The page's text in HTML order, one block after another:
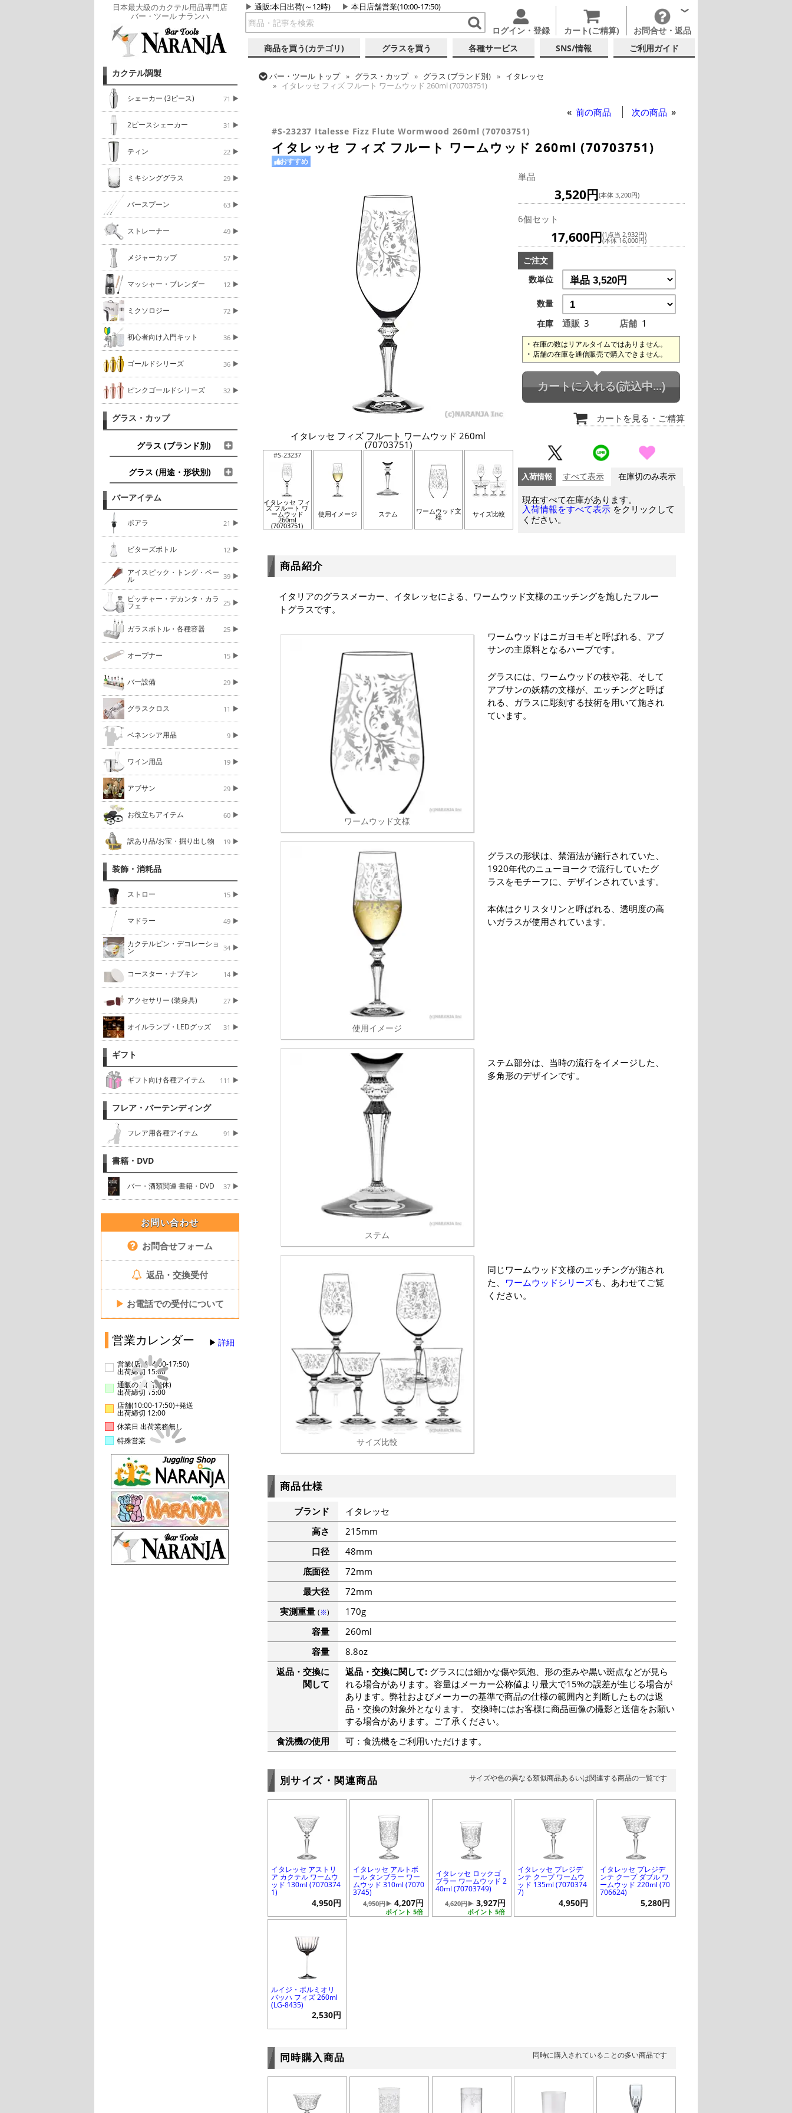
日本最大級のカクテル用品専門店
バー・ツール ナランハ
通販:本日出荷(～12時) 本日店舗営業(10:00-17:50)
ログイン・登録 カート(ご精算) お問合せ・返品
商品を買う(カテゴリ) グラスを買う 各種サービス SNS/情報 ご利用ガイド
カクテル調製
シェーカー (3ピース) 71
2ピースシェーカー 31
ティン 22
ミキシンググラス 29
バースプーン 63
ストレーナー 49
メジャーカップ 57
マッシャー・ブレンダー 12
ミクソロジー 72
初心者向け入門キット 36
ゴールドシリーズ 36
ピンクゴールドシリーズ 32
グラス・カップ
グラス (ブランド別)
グラス (用途・形状別)
バーアイテム
ポアラ 21
ビターズボトル 12
アイスピック・トング・ペー
ル 39
ピッチャー・デカンタ・カラ
フェ 25
ガラスボトル・各種容器 25
オープナー 15
バー設備 29
グラスクロス 11
ベネンシア用品 9
ワイン用品 19
アブサン 29
お役立ちアイテム 60
訳あり品/お宝・掘り出し物 19
装飾・消耗品
ストロー 15
マドラー 49
カクテルピン・デコレーショ
ン 34
コースター・ナプキン 14
アクセサリー (装身具) 27
オイルランプ・LEDグッズ 31
ギフト
ギフト向け各種アイテム 111
フレア・バーテンディング
フレア用各種アイテム 91
書籍・DVD
バー・酒類関連 書籍・DVD 37
お問い合わせ
お問合せフォーム
返品・交換受付
▶ お電話での受付について
営業カレンダー 詳細
営業(店舗14:00-17:50)
出荷締切 15:00
通販のみ(店舗休)
出荷締切 15:00
店舗(10:00-17:50)+発送
出荷締切 12:00
休業日 出荷業務無し
特殊営業
バー・ツール トップ グラス・カップ グラス (ブランド別)
イタレッセ
イタレッセ フィズ フルート ワームウッド 260ml (70703751)
前の商品 次の商品
#S-23237 Italesse Fizz Flute Wormwood 260ml (70703751)
イタレッセ フィズ フルート ワームウッド 260ml (70703751)
おすすめ
イタレッセ フィズ フルート ワームウッド 260ml
(70703751)
#S-23237
イタレッセ フィ
ズ フルート ワ
ームウッド
260ml
(70703751)
使用イメージ ステム ワームウッド文
様 サイズ比較
単品
3,520円(本体 3,200円)
6個セット
17,600円(1点当 2,932円)
(本体 16,000円)
ご注文
数単位
数量
在庫
通販 3 店舗 1
在庫の数はリアルタイムではありません。
店舗の在庫を通信販売で購入できません。
カートに入れる(読込中...)
カートを見る ・ご精算
入荷情報 すべて表示 在庫切のみ表示
現在すべて在庫があります。
入荷情報をすべて表示 をクリックして
ください。
商品紹介
イタリアのグラスメーカー、イタレッセによる、ワームウッド文様のエッチングを施したフルー
トグラスです。
ワームウッド文様
ワームウッドはニガヨモギと呼ばれる、アブ
サンの主原料となるハーブです。
グラスには、ワームウッドの枝や花、そして
アブサンの妖精の文様が、エッチングと呼ば
れる、ガラスに彫刻する技術を用いて施され
ています。
使用イメージ
グラスの形状は、禁酒法が施行されていた、
1920年代のニューヨークで流行していたグ
ラスをモチーフに、デザインされています。
本体はクリスタリンと呼ばれる、透明度の高
いガラスが使用されています。
ステム
ステム部分は、当時の流行をイメージした、
多角形のデザインです。
サイズ比較
同じワームウッド文様のエッチングが施され
た、
ワームウッドシリーズも、あわせてご覧
ください。
商品仕様
ブランド
イタレッセ
高さ
215mm
口径
48mm
底面径
72mm
最大径
72mm
実測重量 (※)
170g
容量
260ml
容量
8.8oz
返品・交換に
関して
返品・交換に関して:グラスには細かな傷や気泡、形の歪みや黒い斑点などが見ら
れる場合があります。容量はメーカー公称値より最大で15%の誤差が生じる場合が
あります。弊社およびメーカーの基準で商品の仕様の範囲内と判断したものは返
品・交換の対象外となります。 交換時にはお客様に商品画像の撮影と送信をお願い
する場合があります。ご了承ください。
食洗機の使用
可：食洗機をご利用いただけます。
別サイズ・関連商品 サイズや色の異なる類似商品あるいは関連する商品の一覧です
イタレッセ アストリ
ア カクテル ワームウ
ッド 130ml (7070374
1)
4,950円
イタレッセ アルトボ
ール タンブラー ワー
ムウッド 310ml (7070
3745)
ポイント 5倍
4,950円▶ 4,207円
イタレッセ ロックゴ
ブラー ワームウッド 2
40ml (70703749)
ポイント 5倍
4,620円▶ 3,927円
イタレッセ プレジデ
ンテ クープ ワームウ
ッド 135ml (7070374
7)
4,950円
イタレッセ プレジデ
ンテ クープ ダブル ワ
ームウッド 220ml (70
706624)
5,280円
ルイジ・ボルミオリ
バッハ フィズ 260ml
(LG-8435)
2,530円
同時購入商品 同時に購入されていることの多い商品です